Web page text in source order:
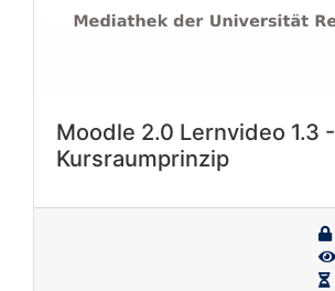
Moodle 2.0 Lernvideo 1.3 -
Kursraumprinzip